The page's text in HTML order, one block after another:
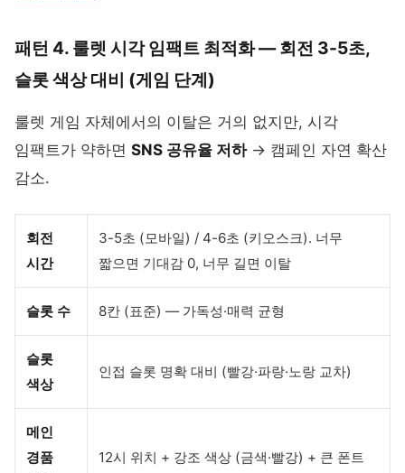
패턴 4. 룰렛 시각 임팩트 최적화 — 회전 3-5초,
슬롯 색상 대비 (게임 단계)
룰렛 게임 자체에서의 이탈은 거의 없지만, 시각
임팩트가 약하면 SNS 공유율 저하→ 캠페인 자연 확산
감소.
회전
시간
3-5초 (모바일) / 4-6초 (키오스크). 너무
짧으면 기대감 0, 너무 길면 이탈
슬롯 수 8칸 (표준) — 가독성·매력 균형
슬롯
색상
인접 슬롯 명확 대비 (빨강·파랑·노랑 교차)
메인
경품
12시 위치 + 강조 색상 (금색·빨강) + 큰 폰트